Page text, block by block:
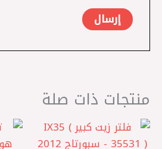
منتجات ذات صلة